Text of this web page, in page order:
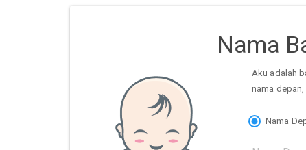
Nama
Aku adalah
nama
Nama